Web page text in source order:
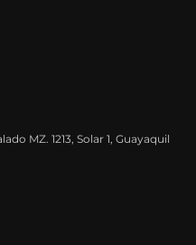
MZ. 1213, Solar 1, Guayaquil